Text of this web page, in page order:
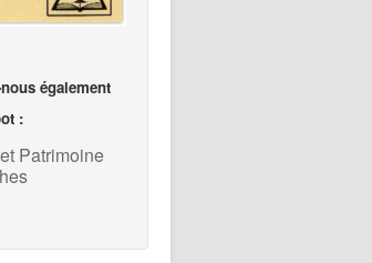
également
:
Patrimoine